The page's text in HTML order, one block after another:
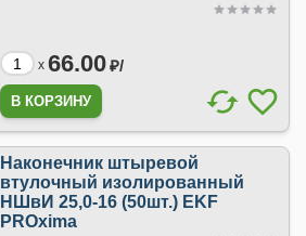
x 66.00₽/
Наконечник штыревой
втулочный изолированный
НШвИ 25,0-16 (50шт.) EKF
PROxima